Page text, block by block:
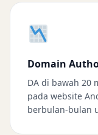
Domain
DA di bawah 20
pada website
berbulan-bulan